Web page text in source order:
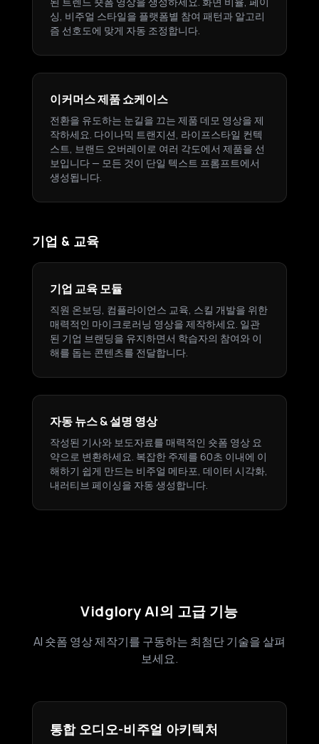
싱, 비주얼 스타일을 플랫폼별 참여 패턴과 알고리
즘 선호도에 맞게 자동 조정합니다.
이커머스 제품 쇼케이스
전환을 유도하는 눈길을 끄는 제품 데모 영상을 제
작하세요. 다이나믹 트랜지션, 라이프스타일 컨텍
스트, 브랜드 오버레이로 여러 각도에서 제품을 선
보입니다 — 모든 것이 단일 텍스트 프롬프트에서
생성됩니다.
기업 & 교육
기업 교육 모듈
직원 온보딩, 컴플라이언스 교육, 스킬 개발을 위한
매력적인 마이크로러닝 영상을 제작하세요. 일관
된 기업 브랜딩을 유지하면서 학습자의 참여와 이
해를 돕는 콘텐츠를 전달합니다.
자동 뉴스 & 설명 영상
작성된 기사와 보도자료를 매력적인 숏폼 영상 요
약으로 변환하세요. 복잡한 주제를 60초 이내에 이
해하기 쉽게 만드는 비주얼 메타포, 데이터 시각화,
내러티브 페이싱을 자동 생성합니다.
Vidglory AI의 고급 기능
AI 숏폼 영상 제작기를 구동하는 최첨단 기술을 살펴
보세요.
통합 오디오-비주얼 아키텍처